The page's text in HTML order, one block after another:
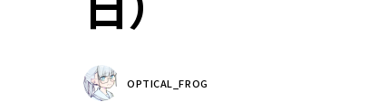
OPTICAL_FROG